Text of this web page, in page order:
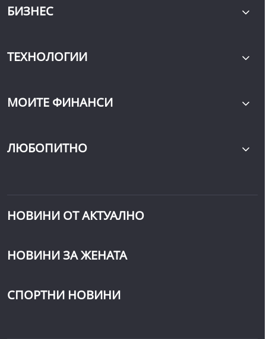
БИЗНЕС
ТЕХНОЛОГИИ
МОИТЕ ФИНАНСИ
ЛЮБОПИТНО
НОВИНИ ОТ АКТУАЛНО
НОВИНИ ЗА ЖЕНАТА
СПОРТНИ НОВИНИ